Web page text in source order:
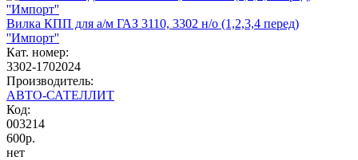
Вилка КПП для а/м ГАЗ 3110, 3302 н/о (1,2,3,4 перед)
''Импорт''
Кат. номер:
3302-1702024
Производитель:
АВТО-САТЕЛЛИТ
Код:
003214
600р.
нет